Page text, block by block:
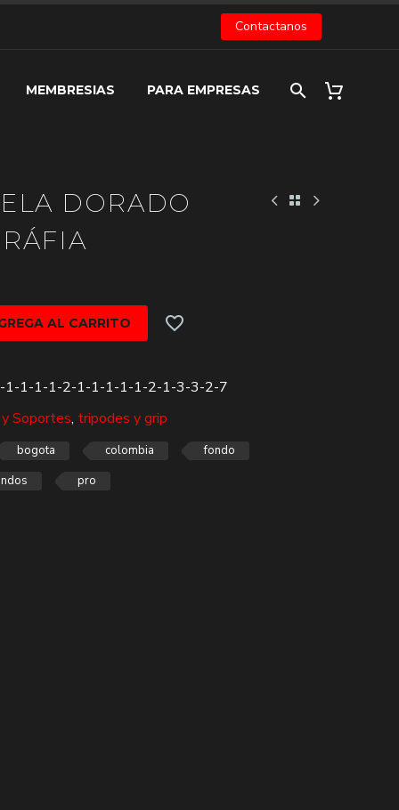
Contactanos
MEMBRESIAS PARA EMPRESAS
DORADO
AL CARRITO
1-1-1-2-1-1-1-1-1-2-1-3-3-2-7
Soportes, tripodes y grip
bogota colombia
fondo
pro